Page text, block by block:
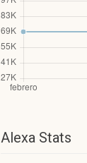
Alexa Stats